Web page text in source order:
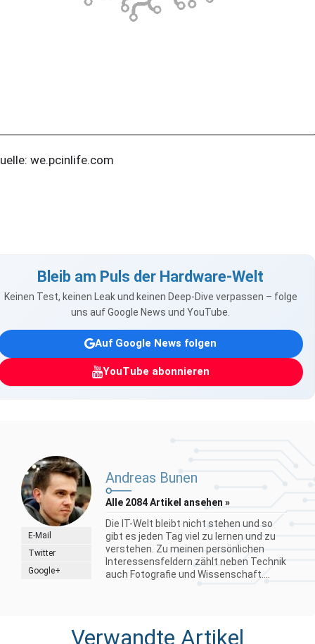
we.pcinlife.com
Bleib am Puls der Hardware-Welt
Keinen Test, keinen Leak und keinen Deep-Dive verpassen – folge
uns auf Google News und YouTube.
Auf Google News folgen
YouTube abonnieren
E-Mail
Twitter
Google+
Andreas Bunen
Alle 2084 Artikel ansehen »
Die IT-Welt bleibt nicht stehen und so
gibt es jeden Tag viel zu lernen und zu
verstehen. Zu meinen persönlichen
Interessensfeldern zählt neben Technik
auch Fotografie und Wissenschaft....
Verwandte Artikel